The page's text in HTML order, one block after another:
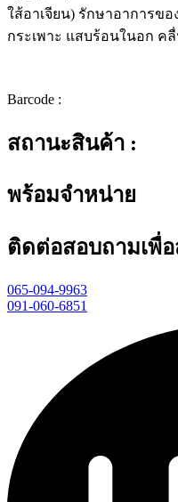
ใส้อาเจียน) รักษาอาการข
กระเพาะ แสบร้อนในอก ค
Barcode :
สถานะสินค้า :
พร้อมจำหน่าย
ติดต่อสอบถามเพื่
065-094-9963
091-060-6851